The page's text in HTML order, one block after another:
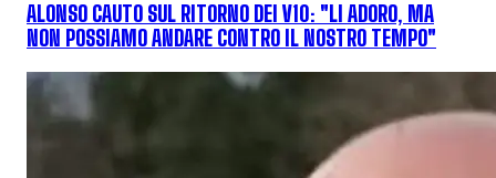
ALONSO CAUTO SUL RITORNO DEI V10: "LI ADORO, MA
NON POSSIAMO ANDARE CONTRO IL NOSTRO TEMPO"